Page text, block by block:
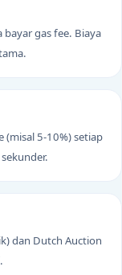
gas fee. Biaya
(misal 5-10%) setiap
dan Dutch Auction